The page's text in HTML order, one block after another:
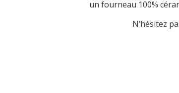
un fourneau 100%
N’hésitez